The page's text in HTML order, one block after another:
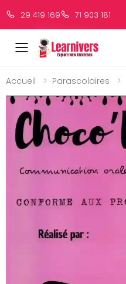
29 419 169 71 903 181
Accueil Parascolaires